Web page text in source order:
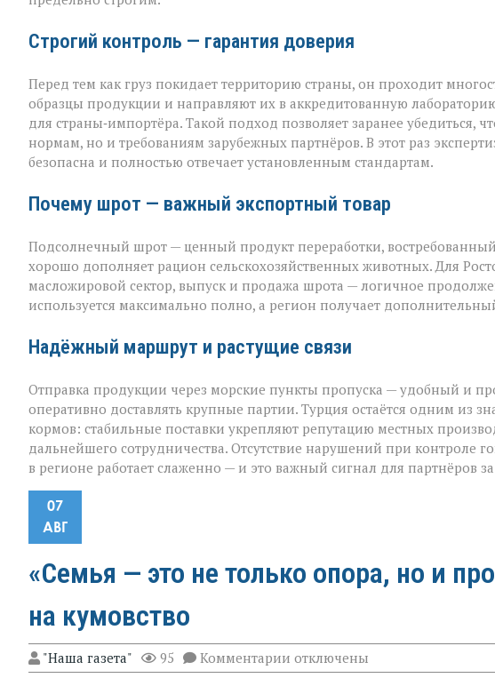
Строгий контроль — гарантия доверия
Перед тем как груз покидает территорию страны, он проходит
образцы продукции и направляют их в аккредитованную
для страны‑импортёра. Такой подход позволяет заранее убедиться,
нормам, но и требованиям зарубежных партнёров. В этот раз
безопасна и полностью отвечает установленным стандартам.
Почему шрот — важный экспортный товар
Подсолнечный шрот — ценный продукт переработки,
хорошо дополняет рацион сельскохозяйственных животных. Для
масложировой сектор, выпуск и продажа шрота — логичное
используется максимально полно, а регион получает
Надёжный маршрут и растущие связи
Отправка продукции через морские пункты пропуска — удобный и
оперативно доставлять крупные партии. Турция остаётся одним из
кормов: стабильные поставки укрепляют репутацию местных
дальнейшего сотрудничества. Отсутствие нарушений при контроле
в регионе работает слаженно — и это важный сигнал для партнёров
07
АВГ
«Семья — это не только опора, но и
на кумовство
"Наша газета" 95 Комментарии к
записи
отключены